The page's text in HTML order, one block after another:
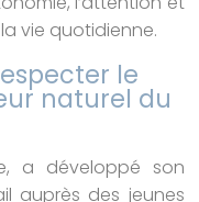
vie quotidienne.
le
naturel du
a développé son
auprès des jeunes